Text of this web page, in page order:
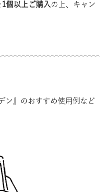
1個以上ご購入の上、キャン
ン』のおすすめ使用例など